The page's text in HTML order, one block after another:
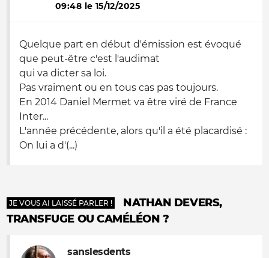
09:48 le 15/12/2025
Quelque part en début d'émission est évoqué
que peut-être c'est l'audimat
qui va dicter sa loi.
Pas vraiment ou en tous cas pas toujours.
En 2014 Daniel Mermet va être viré de France
Inter...
L'année précédente, alors qu'il a été placardisé :
On lui a d'(...)
JE VOUS AI LAISSÉ PARLER !
NATHAN DEVERS,
TRANSFUGE OU CAMÉLÉON ?
sanslesdents